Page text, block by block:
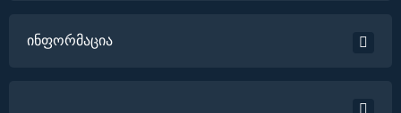
ინფორმაცია